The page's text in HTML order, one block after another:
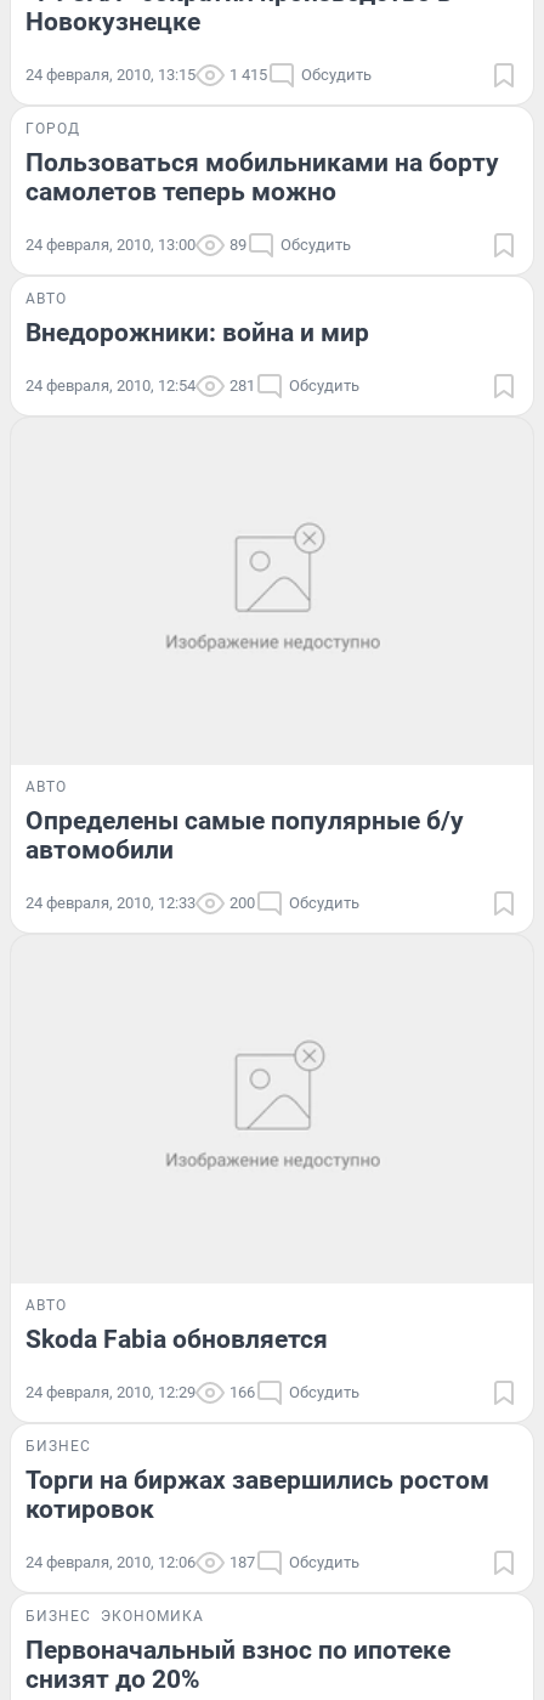
Новокузнецке
24 февраля, 2010, 13:15 1 415 Обсудить
ГОРОД
Пользоваться мобильниками на борту
самолетов теперь можно
24 февраля, 2010, 13:00 89 Обсудить
АВТО
Внедорожники: война и мир
24 февраля, 2010, 12:54 281 Обсудить
АВТО
Определены самые популярные б/у
автомобили
24 февраля, 2010, 12:33 200 Обсудить
АВТО
Skoda Fabia обновляется
24 февраля, 2010, 12:29 166 Обсудить
БИЗНЕС
Торги на биржах завершились ростом
котировок
24 февраля, 2010, 12:06 187 Обсудить
БИЗНЕС ЭКОНОМИКА
Первоначальный взнос по ипотеке
снизят до 20%